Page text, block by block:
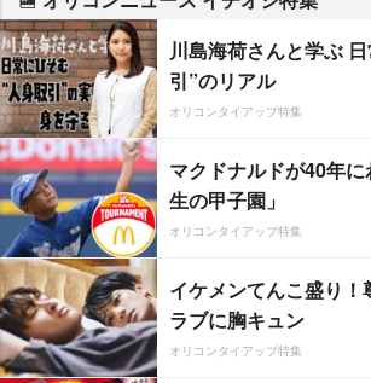
川島海荷さんと学ぶ
引”のリアル
オリコンタイアップ特集
マクドナルドが40年
生の甲子園」
オリコンタイアップ特集
イケメンてんこ盛り
ラブに胸キュン
オリコンタイアップ特集